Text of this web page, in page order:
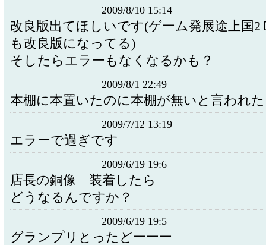
2009/8/10 15:14
改良版出てほしいです(ゲーム発展途上国2
も改良版になってる)
そしたらエラーもなくなるかも？
2009/8/1 22:49
本棚に本置いたのに本棚が無いと言われた
2009/7/12 13:19
エラーで過ぎです
2009/6/19 19:6
店長の銅像 装着したら
どうなるんですか？
2009/6/19 19:5
グランプリとったどーーー